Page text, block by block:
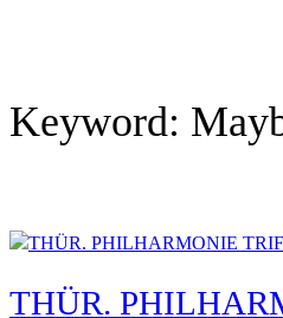
Keyword:
THÜR.